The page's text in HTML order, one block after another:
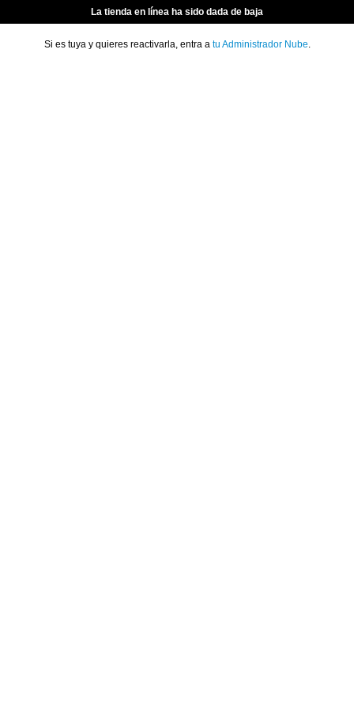
La tienda en línea ha sido dada de baja
Si es tuya y quieres reactivarla, entra a tu Administrador Nube.